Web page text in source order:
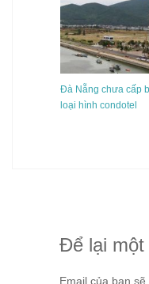
Đà Nẵng chưa cấp
loại hình condotel
Để lại một
Email của bạn